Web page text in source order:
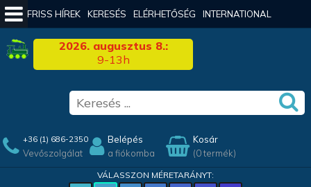
FRISS HÍREK KERESÉS ELÉRHETŐSÉG INTERNATIONAL
2026. augusztus 8.:
9-13h
+36 (1) 686-2350
Vevőszolgálat
Belépés
a fiókomba
Kosár
(0 termék)
VÁLASSZON MÉRETARÁNYT: